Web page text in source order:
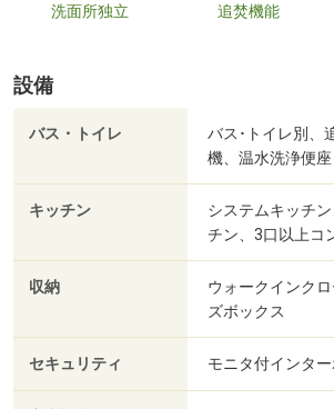
洗面所独立 追焚機能
設備
バス・トイレ
バス･トイレ別、
機、温水洗浄便座
キッチン
システムキッチ
チン、3口以上コ
収納
ウォークインク
ズボックス
セキュリティ モニタ付インタ